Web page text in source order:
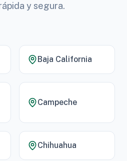
y segura.
Baja California
Campeche
Chihuahua